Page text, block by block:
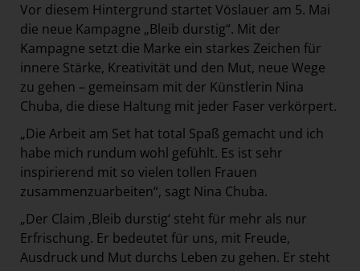
Vor diesem Hintergrund startet Vöslauer am 5. Mai
die neue Kampagne „Bleib durstig“. Mit der
Kampagne setzt die Marke ein starkes Zeichen für
innere Stärke, Kreativität und den Mut, neue Wege
zu gehen – gemeinsam mit der Künstlerin Nina
Chuba, die diese Haltung mit jeder Faser verkörpert.
„Die Arbeit am Set hat total Spaß gemacht und ich
habe mich rundum wohl gefühlt. Es ist sehr
inspirierend mit so vielen tollen Frauen
zusammenzuarbeiten“, sagt Nina Chuba.
„Der Claim ‚Bleib durstig‘ steht für mehr als nur
Erfrischung. Er bedeutet für uns, mit Freude,
Ausdruck und Mut durchs Leben zu gehen. Er steht